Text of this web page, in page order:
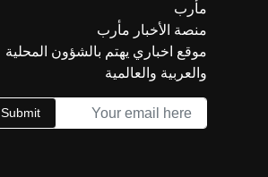
مأرب
منصة الأخبار مأرب
موقع اخباري يهتم بالشؤون المحلية
والعربية والعالمية
Submit